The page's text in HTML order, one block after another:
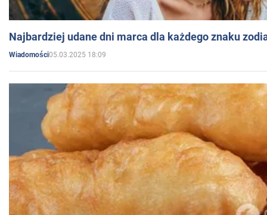
Najbardziej udane dni marca dla każdego znaku
Wiadomości05.03.2025 18:09